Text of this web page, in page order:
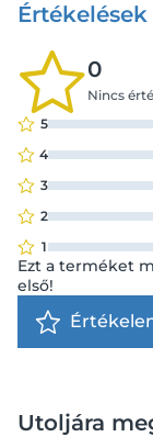
Értékelések
0
Nincs
5
4
3
2
1
Ezt a terméket
első!
Utoljára